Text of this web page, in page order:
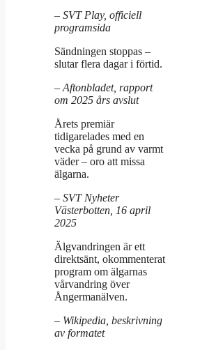
– SVT Play, officiell
programsida
Sändningen stoppas –
slutar flera dagar i förtid.
– Aftonbladet, rapport
om 2025 års avslut
Årets premiär
tidigarelades med en
vecka på grund av varmt
väder – oro att missa
älgarna.
– SVT Nyheter
Västerbotten, 16 april
2025
Älgvandringen är ett
direktsänt, okommenterat
program om älgarnas
vårvandring över
Ångermanälven.
– Wikipedia, beskrivning
av formatet